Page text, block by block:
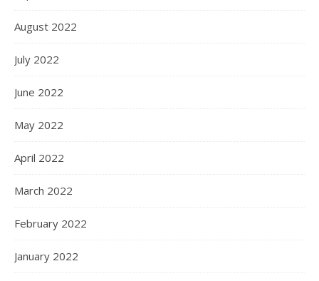
August 2022
July 2022
June 2022
May 2022
April 2022
March 2022
February 2022
January 2022